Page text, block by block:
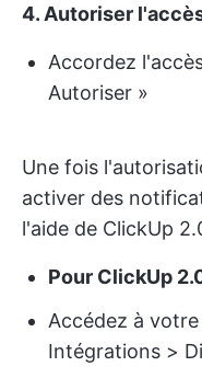
4.Autoriser
Accordez
Autoriser »
Une fois
activer des
l'aide de ClickUp
Pour ClickUp
Accédez à
Intégrations >